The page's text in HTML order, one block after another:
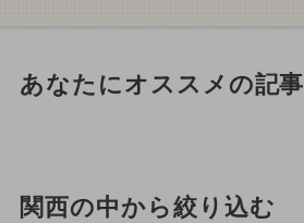
あなたにオススメの記事
関西の中から絞り込む